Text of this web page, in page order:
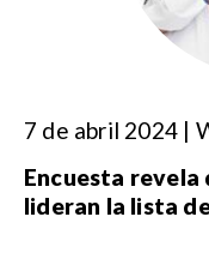
7 de abril 2024 |
Encuesta revela
lideran la lista